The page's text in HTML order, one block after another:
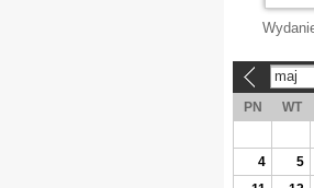
maj
PN WT
4
5